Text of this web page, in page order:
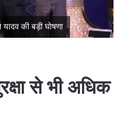
यादव की बड़ी घोषणा
से भी अधिक